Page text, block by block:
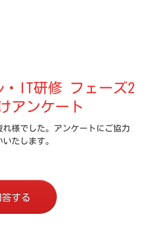
・IT研修 フェーズ2
アンケート
様でした。アンケートにご協力
たします。
答する